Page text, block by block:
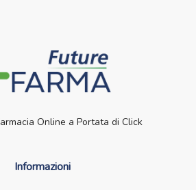
Online a Portata di Click
Informazioni